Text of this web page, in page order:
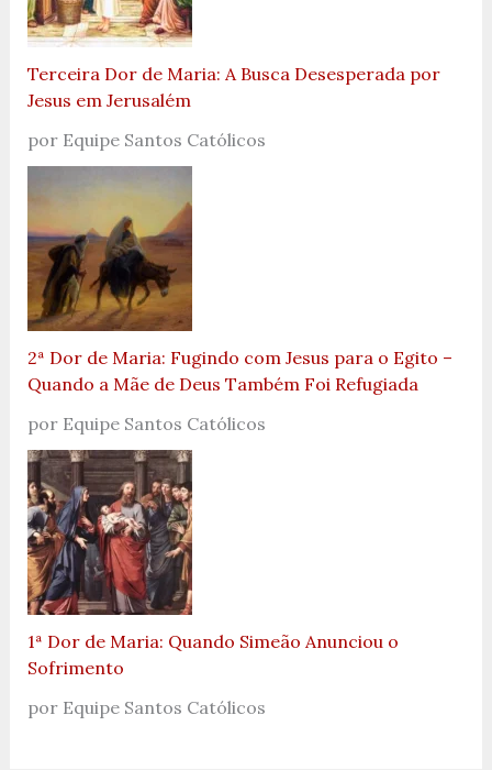
Terceira Dor de Maria: A Busca Desesperada por
Jesus em Jerusalém
por Equipe Santos Católicos
2ª Dor de Maria: Fugindo com Jesus para o Egito –
Quando a Mãe de Deus Também Foi Refugiada
por Equipe Santos Católicos
1ª Dor de Maria: Quando Simeão Anunciou o
Sofrimento
por Equipe Santos Católicos